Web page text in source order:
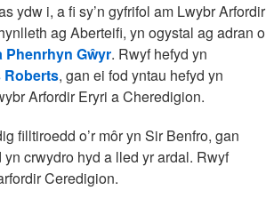
ydw i, a fi sy’n gyfrifol am Lwybr Arfordir
ag Aberteifi, yn ogystal ag adran o
Phenrhyn Gŵyr. Rwyf hefyd yn
Roberts, gan ei fod yntau hefyd yn
Arfordir Eryri a Cheredigion.
filltiroedd o’r môr yn Sir Benfro, gan
crwydro hyd a lled yr ardal. Rwyf
Ceredigion.